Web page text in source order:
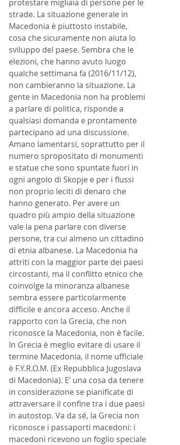
protestare migliaia di persone per le
strade. La situazione generale in
Macedonia è piuttosto instabile,
cosa che sicuramente non aiuta lo
sviluppo del paese. Sembra che le
elezioni, che hanno avuto luogo
qualche settimana fa (2016/11/12),
non cambieranno la situazione. La
gente in Macedonia non ha problemi
a parlare di politica, risponde a
qualsiasi domanda e prontamente
partecipano ad una discussione.
Amano lamentarsi, soprattutto per il
numero spropositato di monumenti
e statue che sono spuntate fuori in
ogni angolo di Skopje e per i flussi
non proprio leciti di denaro che
hanno generato. Per avere un
quadro più ampio della situazione
vale la pena parlare con diverse
persone, tra cui almeno un cittadino
di etnia albanese. La Macedonia ha
attriti con la maggior parte dei paesi
circostanti, ma il conflitto etnico che
coinvolge la minoranza albanese
sembra essere particolarmente
difficile e ancora acceso. Anche il
rapporto con la Grecia, che non
riconosce la Macedonia, non è facile.
In Grecia è meglio evitare di usare il
termine Macedonia, il nome ufficiale
è F.Y.R.O.M. (Ex Repubblica Jugoslava
di Macedonia). E’ una cosa da tenere
in considerazione se pianificate di
attraversare il confine tra i due paesi
in autostop. Va da sé, la Grecia non
riconosce i passaporti macedoni: i
macedoni ricevono un foglio speciale